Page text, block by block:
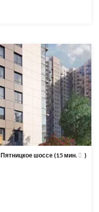
Пятницкое шоссе (15 мин. )